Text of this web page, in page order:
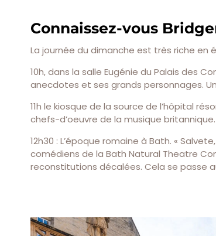
Connaissez-vous
La journée du dimanche est très riche en
10h, dans la salle Eugénie du Palais des
anecdotes et ses grands personnages.
11h le kiosque de la source de l’hôpital
chefs-d’oeuvre de la musique britannique.
12h30 : L’époque romaine à Bath. «
comédiens de la Bath Natural Theatre
reconstitutions décalées. Cela se passe